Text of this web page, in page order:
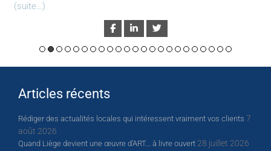
(suite…)
Articles récents
Rédiger des actualités locales qui intéressent vraiment vos clients 7
août 2026
Quand Liège devient une œuvre d’ART… à livre ouvert 28 juillet 2026